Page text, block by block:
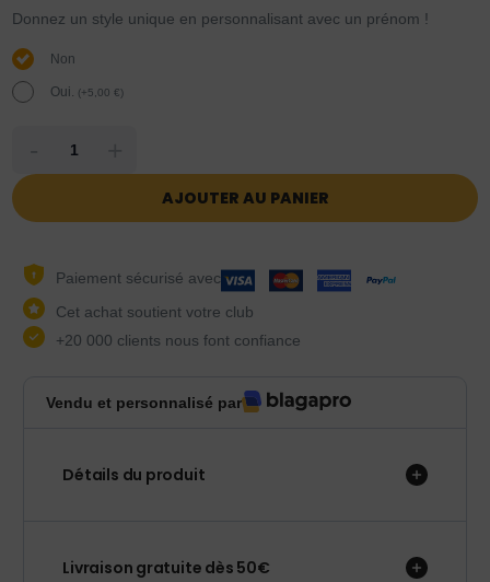
Donnez un style unique en personnalisant avec un prénom !
Non
Oui. (+5,00€)
AJOUTER AU PANIER
Paiement sécurisé avec
Cet achat soutient votre club
+20 000 clients nous font confiance
Vendu et personnalisé par
Détails du produit
Livraison gratuite dès 50€